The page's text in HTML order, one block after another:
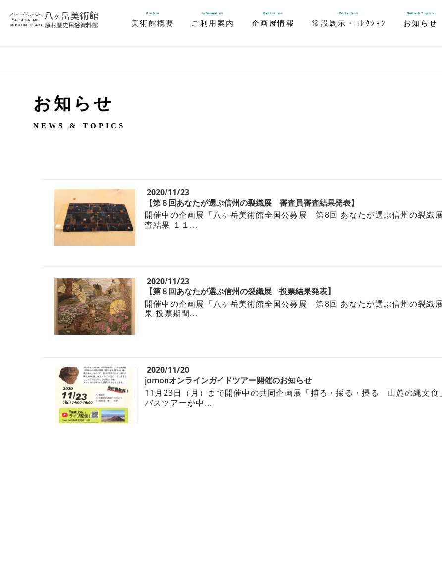
Profile
美術館概要
Information
ご利用案内
Exhibition
企画展情報
Collection
常設展示・ｺﾚｸｼｮﾝ
News & Topics
お知らせ
お知らせ
NEWS & TOPICS
2020/11/23
【第８回あなたが選ぶ信州の裂織展 審査員審査結果発表】
開催中の企画展「八ヶ岳美術館全国公募展 第8回 あなたが選ぶ信州の裂織
査結果 １１...
2020/11/23
【第８回あなたが選ぶ信州の裂織展 投票結果発表】
開催中の企画展「八ヶ岳美術館全国公募展 第8回 あなたが選ぶ信州の裂
果 投票期間...
2020/11/20
jomonオンラインガイドツアー開催のお知らせ
11月23日（月）まで開催中の共同企画展「捕る・採る・摂る 山麓の縄文食
バスツアーが中...